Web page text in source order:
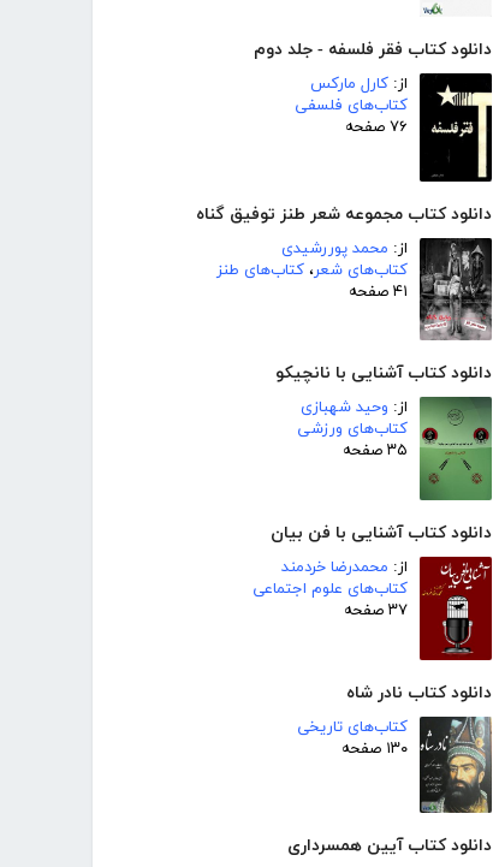
دانلود کتاب فقر فلسفه - جلد دوم
از: کارل مارکس
کتاب‌های فلسفی
۷۶ صفحه
دانلود کتاب مجموعه شعر طنز توفیق گناه
از: محمد پوررشیدی
کتاب‌های شعر، کتاب‌های طنز
۴۱ صفحه
دانلود کتاب آشنایی با نانچیکو
از: وحید شهبازی
کتاب‌های ورزشی
۳۵ صفحه
دانلود کتاب آشنایی با فن بیان
از: محمدرضا خردمند
کتاب‌های علوم اجتماعی
۳۷ صفحه
دانلود کتاب نادر شاه
کتاب‌های تاریخی
۱۳۰ صفحه
دانلود کتاب آیین همسرداری